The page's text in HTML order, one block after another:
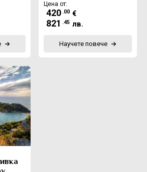
Цена от:
420 .00 €
821 .45 лв.
Научете повече